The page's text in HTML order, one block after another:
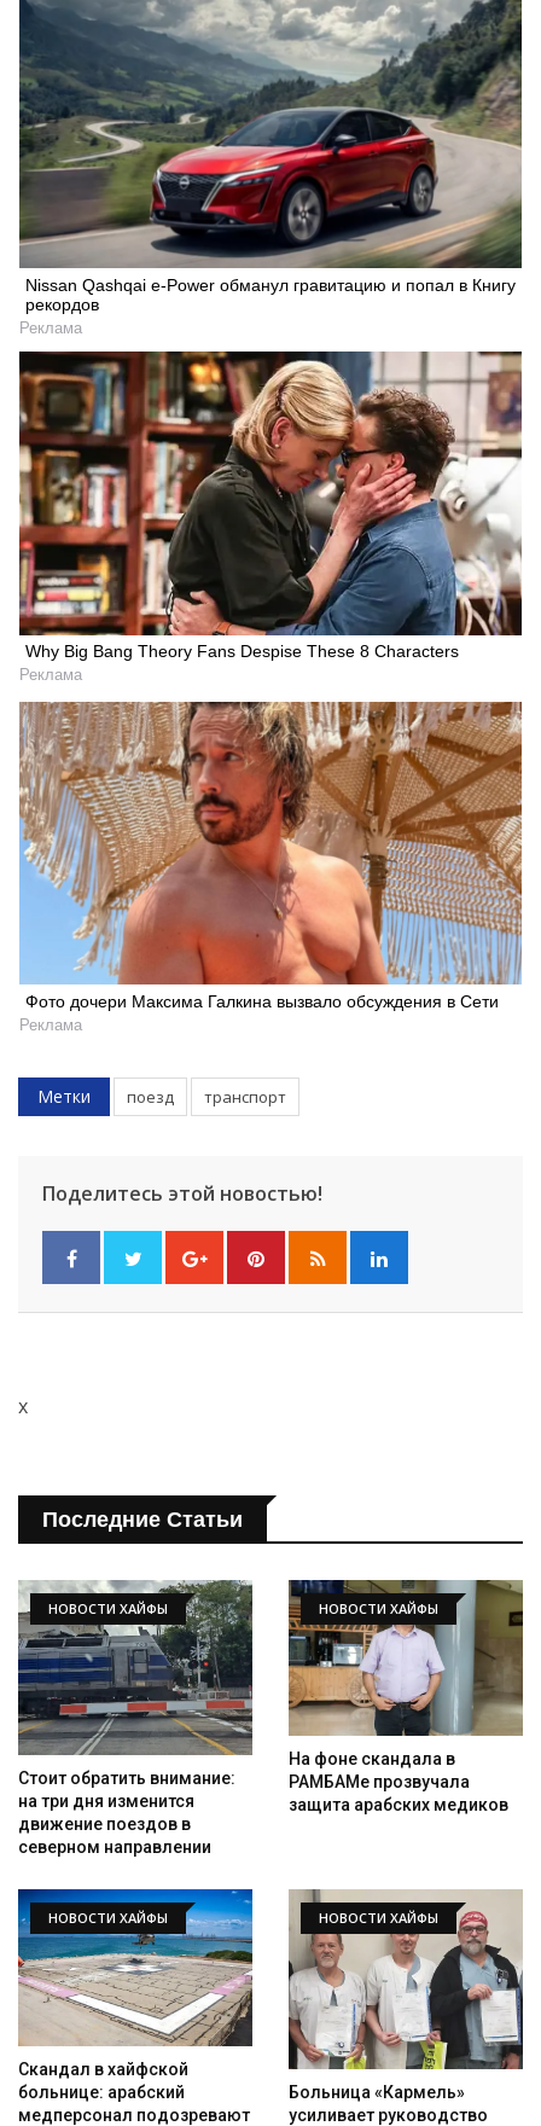
Nissan Qashqai e-Power обманул гравитацию и попал в Книгу
рекордов
Реклама
Why Big Bang Theory Fans Despise These 8 Characters
Реклама
Фото дочери Максима Галкина вызвало обсуждения в Сети
Реклама
Метки поезд транспорт
Поделитесь этой новостью!
x
Последние Статьи
НОВОСТИ ХАЙФЫ
Стоит обратить внимание:
на три дня изменится
движение поездов в
северном направлении
НОВОСТИ ХАЙФЫ
На фоне скандала в
РАМБАМе прозвучала
защита арабских медиков
НОВОСТИ ХАЙФЫ
Скандал в хайфской
больнице: арабский
медперсонал подозревают
НОВОСТИ ХАЙФЫ
Больница «Кармель»
усиливает руководство